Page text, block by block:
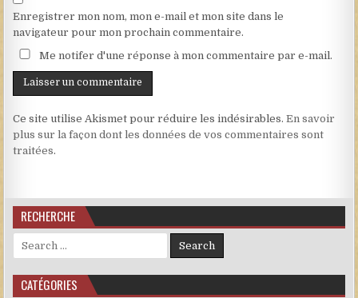
Enregistrer mon nom, mon e-mail et mon site dans le
navigateur pour mon prochain commentaire.
Me notifer d'une réponse à mon commentaire par e-mail.
Ce site utilise Akismet pour réduire les indésirables.En savoir
plus sur la façon dont les données de vos commentaires sont
traitées.
RECHERCHE
Search for:
CATÉGORIES